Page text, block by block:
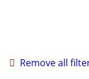
Remove all